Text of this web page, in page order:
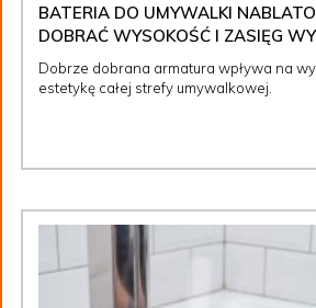
BATERIA DO UMYWALKI
DOBRAĆ WYSOKOŚĆ I ZASIĘG
Dobrze dobrana armatura wpływa na
estetykę całej strefy umywalkowej.